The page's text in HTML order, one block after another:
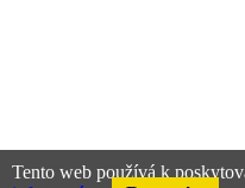
Tento web používá k